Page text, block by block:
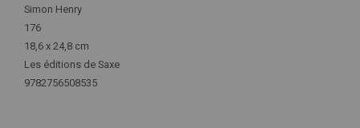
Simon Henry
176
18,6 x 24,8 cm
Les éditions de Saxe
9782756508535